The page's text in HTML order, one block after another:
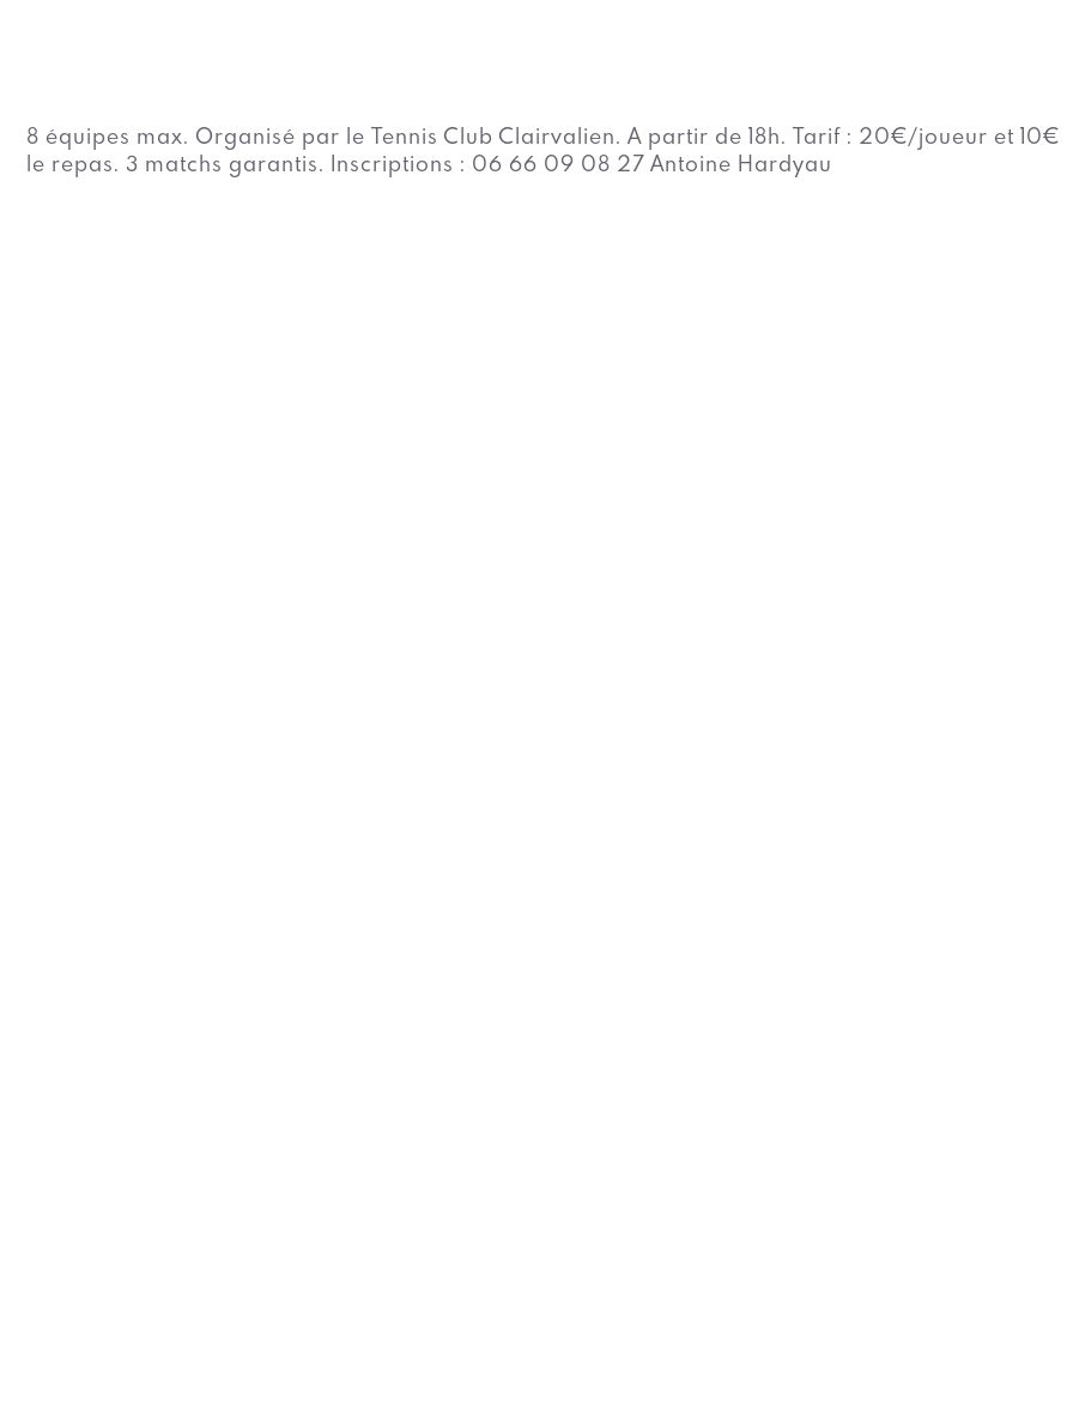
8 équipes max. Organisé par le Tennis Club Clairvalien. A partir de 18h. Tarif : 20€/joueur et 10€
le repas. 3 matchs garantis. Inscriptions : 06 66 09 08 27 Antoine Hardyau